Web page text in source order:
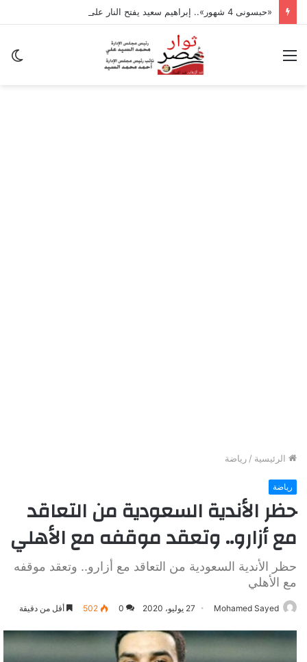
القائمة
الرئيسية / رياضة
رياضة
حظر الأندية السعودية من التعاقد
مع أزارو.. وتعقد موقفه مع الأهلي
حظر الأندية السعودية من التعاقد مع أزارو.. وتعقد موقفه
مع الأهلي
Mohamed Sayed 27 يوليو، 2020 0
502 أقل من دقيقة